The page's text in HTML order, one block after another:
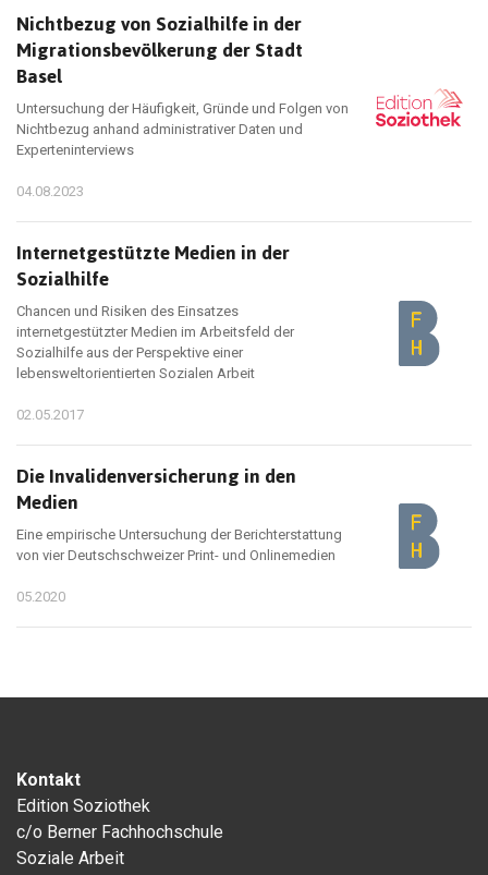
Nichtbezug von Sozialhilfe in der
Migrationsbevölkerung der Stadt
Basel
Untersuchung der Häufigkeit, Gründe und Folgen von
Nichtbezug anhand administrativer Daten und
Experteninterviews
04.08.2023
Internetgestützte Medien in der
Sozialhilfe
Chancen und Risiken des Einsatzes
internetgestützter Medien im Arbeitsfeld der
Sozialhilfe aus der Perspektive einer
lebensweltorientierten Sozialen Arbeit
02.05.2017
Die Invalidenversicherung in den
Medien
Eine empirische Untersuchung der Berichterstattung
von vier Deutschschweizer Print- und Onlinemedien
05.2020
Kontakt
Edition Soziothek
c/o Berner Fachhochschule
Soziale Arbeit